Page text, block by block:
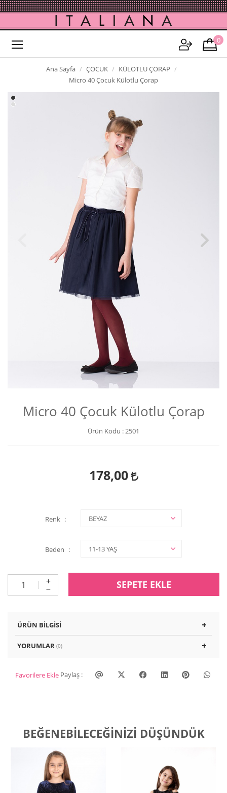
0
Ana Sayfa ÇOCUK
KÜLOTLU ÇORAP
Micro 40 Çocuk Külotlu Çorap
Micro 40 Çocuk Külotlu Çorap
Ürün Kodu :2501
178,00
Renk
Beden
SEPETE EKLE
ÜRÜN BILGISI
YORUMLAR (0)
Favorilere Ekle Paylaş :
BEĞENEBILECEĞINIZI DÜŞÜNDÜK